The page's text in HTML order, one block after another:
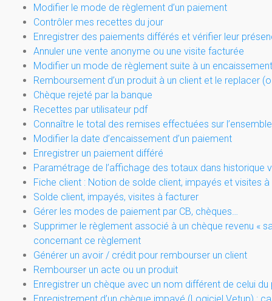
Modifier le mode de règlement d’un paiement
Contrôler mes recettes du jour
Enregistrer des paiements différés et vérifier leur
Annuler une vente anonyme ou une visite facturée
Modifier un mode de règlement suite à un encaissement
Remboursement d’un produit à un client et le replacer
Chèque rejeté par la banque
Recettes par utilisateur pdf
Connaître le total des remises effectuées sur
Modifier la date d’encaissement d’un paiement
Enregistrer un paiement différé
Paramétrage de l’affichage des totaux dans historique
Fiche client : Notion de solde client, impayés et visites
Solde client, impayés, visites à facturer
Gérer les modes de paiement par CB, chèques…
Supprimer le règlement associé à un chèque revenu «
concernant ce règlement
Générer un avoir / crédit pour rembourser un client
Rembourser un acte ou un produit
Enregistrer un chèque avec un nom différent de celui du